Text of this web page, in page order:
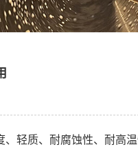
轻质、耐腐蚀性、耐高